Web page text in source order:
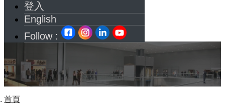
登入
English
Follow :
首頁